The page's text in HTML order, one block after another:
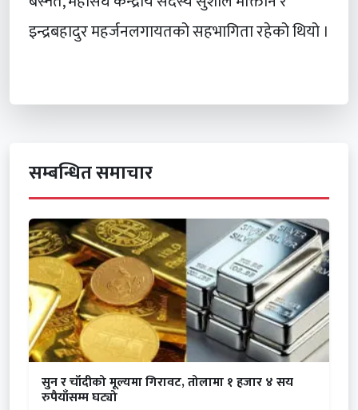
इन्द्रबहादुर महर्जनलगायतको सहभागिता रहेको थियो ।
सम्बन्धित समाचार
सुन र चाँदीको मूल्यमा गिरावट, तोलामा १ हजार ४ सय
रुपैयाँसम्म घट्यो